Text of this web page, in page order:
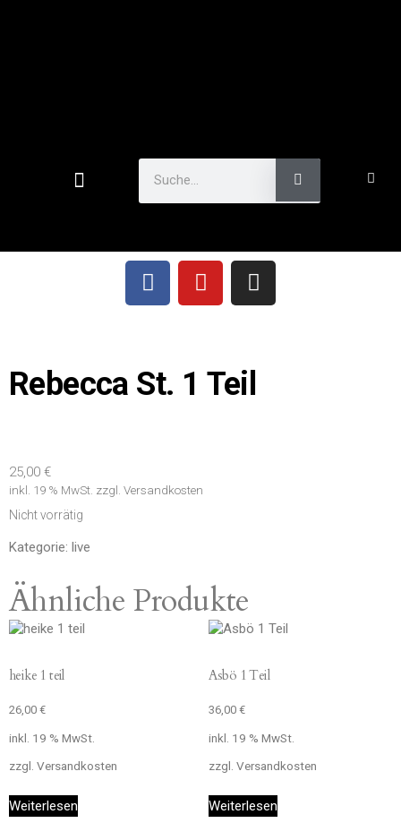
Rebecca St. 1 Teil
25,00 €
inkl. 19 % MwSt. zzgl. Versandkosten
Nicht vorrätig
Kategorie: live
Ähnliche Produkte
heike 1 teil
26,00 €
inkl. 19 % MwSt.
zzgl. Versandkosten
Weiterlesen
Asbö 1 Teil
36,00 €
inkl. 19 % MwSt.
zzgl. Versandkosten
Weiterlesen